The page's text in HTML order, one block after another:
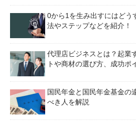
0から1を生み出すにはどう
法やステップなどを紹介！
代理店ビジネスとは？起業
トや商材の選び方、成功ポ
国民年金と国民年金基金の
べき人を解説